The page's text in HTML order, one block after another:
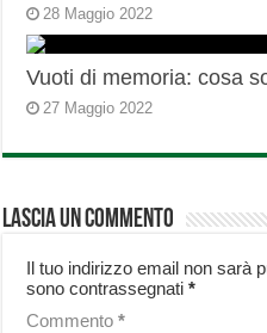
28 Maggio 2022
Vuoti di memoria: cosa
27 Maggio 2022
Lascia un commento
Il tuo indirizzo email non sarà
sono contrassegnati*
Commento*